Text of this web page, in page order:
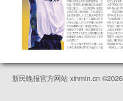
新民晚报官方网站 xinmin.cn ©2026